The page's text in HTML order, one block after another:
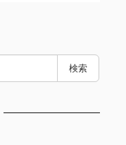
検索